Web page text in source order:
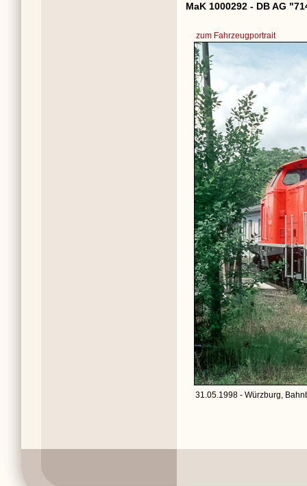
MaK 1000292 - DB AG
zum Fahrzeugportrait
31.05.1998 - Würzburg,